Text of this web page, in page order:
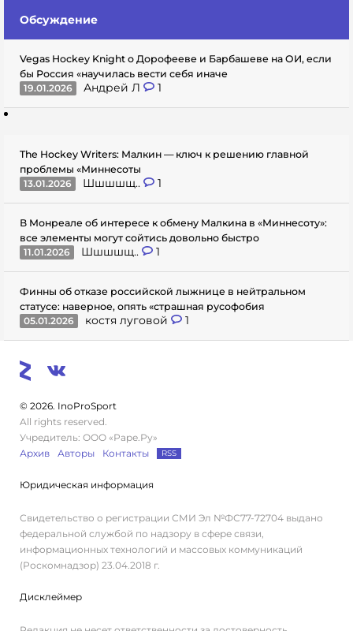
Обсуждение
Vegas Hockey Knight о Дорофееве и Барбашеве на ОИ, если
бы Россия «научилась вести себя иначе
19.01.2026
Андрей Л 1
The Hockey Writers: Малкин — ключ к решению главной
проблемы «Миннесоты
13.01.2026
Шшшшщ.. 1
В Монреале об интересе к обмену Малкина в «Миннесоту»:
все элементы могут сойтись довольно быстро
11.01.2026
Шшшшщ.. 1
Финны об отказе российской лыжнице в нейтральном
статусе: наверное, опять «страшная русофобия
05.01.2026
костя луговой 1
© 2026. InoProSport
All rights reserved.
Учредитель: ООО «Раре.Ру»
Архив
Авторы Контакты RSS
Юридическая информация
Свидетельство о регистрации СМИ Эл №ФС77-72704 выдано
федеральной службой по надзору в сфере связи,
информационных технологий и массовых коммуникаций
(Роскомнадзор) 23.04.2018 г.
Дисклеймер